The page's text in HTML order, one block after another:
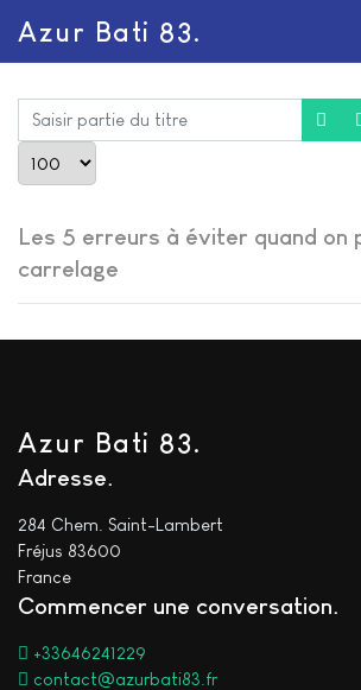
Azur Bati 83.
Saisir partie du titre
Les 5 erreurs à éviter quand on
carrelage
Azur Bati 83.
Adresse
284 Chem. Saint-Lambert
Fréjus 83600
France
Commencer une conversation
+33646241229
contact@azurbati83.fr